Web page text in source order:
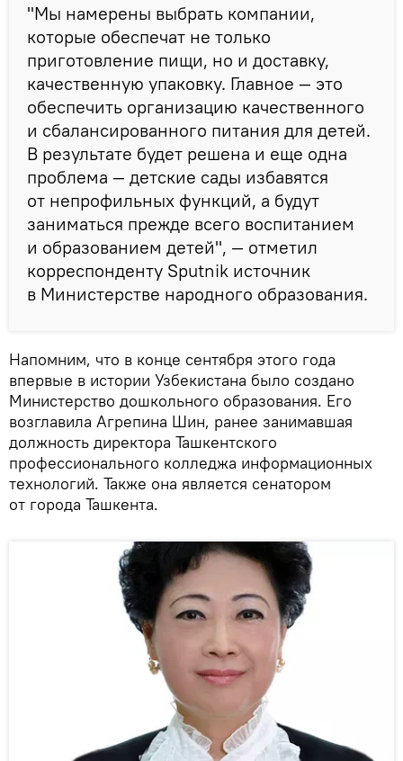
"Мы намерены выбрать компании,
которые обеспечат не только
приготовление пищи, но и доставку,
качественную упаковку. Главное — это
обеспечить организацию качественного
и сбалансированного питания для детей.
В результате будет решена и еще одна
проблема — детские сады избавятся
от непрофильных функций, а будут
заниматься прежде всего воспитанием
и образованием детей", — отметил
корреспонденту Sputnik источник
в Министерстве народного образования.
Напомним, что в конце сентября этого года
впервые в истории Узбекистана было создано
Министерство дошкольного образования. Его
возглавила Агрепина Шин, ранее занимавшая
должность директора Ташкентского
профессионального колледжа информационных
технологий. Также она является сенатором
от города Ташкента.